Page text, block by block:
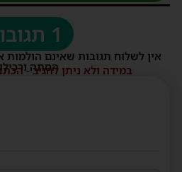
1 תגובות
אין לשלוח תגובות שאינם הולמות
הסתה
במידה ולא ניתן להגיב -